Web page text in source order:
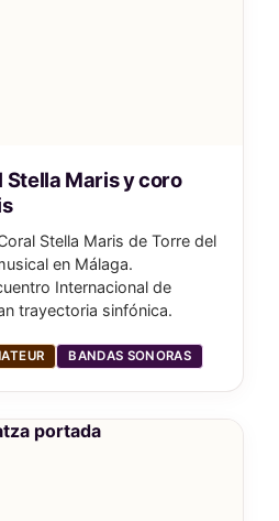
Maris y coro
Stella Maris de Torre del
en Málaga.
Internacional de
trayectoria sinfónica.
BANDAS SONORAS